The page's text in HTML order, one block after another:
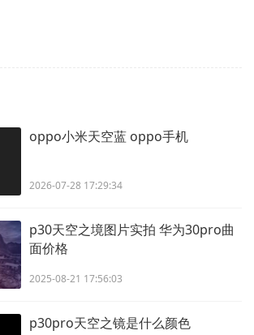
oppo小米天空蓝 oppo手机
2026-07-28 17:29:34
p30天空之境图片实拍 华为30pro曲
面价格
2025-08-21 17:56:03
p30pro天空之镜是什么颜色